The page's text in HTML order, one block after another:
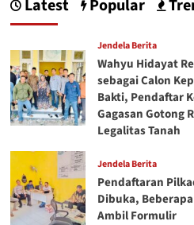
Latest Popular
Jendela Berita
Wahyu Hidayat
sebagai Calon
Bakti, Pendaftar
Gagasan Gotong
Legalitas Tanah
Jendela Berita
Pendaftaran
Dibuka,
Ambil Formulir